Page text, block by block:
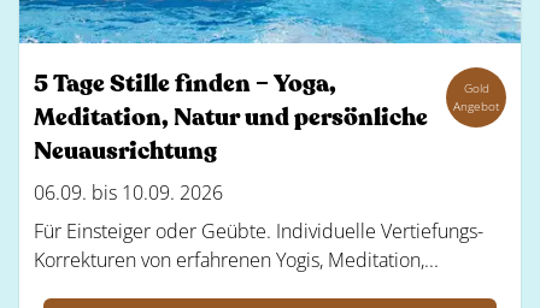
5 Tage Stille finden – Yoga,
Meditation, Natur und persönliche
Neuausrichtung
Gold
Angebot
06.09. bis 10.09. 2026
Für Einsteiger oder Geübte. Individuelle Vertiefungs-
Korrekturen von erfahrenen Yogis, Meditation,...